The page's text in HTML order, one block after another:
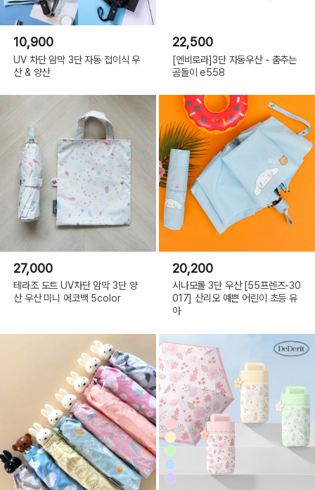
10,900
UV 차단 암막 3단 자동 접이식 우
산 & 양산
22,500
[엔비로라]3단 자동우산 - 춤추는
곰돌이 e558
27,000
테라조 도트 UV차단 암막 3단 양
산 우산 미니 에코백 5color
20,200
시나모롤 3단 우산 [55프렌즈-30
017] 산리오 예쁜 어린이 초등 유
아